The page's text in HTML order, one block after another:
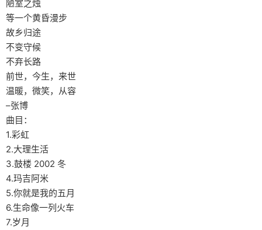
陋室之烛
等一个黄昏漫步
故乡归途
不变守候
不弃长路
前世，今生，来世
温暖，微笑，从容
–张博
曲目：
1.彩虹
2.大理生活
3.鼓楼 2002 冬
4.玛吉阿米
5.你就是我的五月
6.生命像一列火车
7.岁月